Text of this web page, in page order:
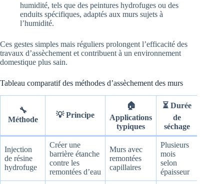
humidité, tels que des peintures hydrofuges ou des
enduits spécifiques, adaptés aux murs sujets à
l’humidité.
Ces gestes simples mais réguliers prolongent l’efficacité des
travaux d’assèchement et contribuent à un environnement
domestique plus sain.
Tableau comparatif des méthodes d’assèchement des murs
🔧
Méthode
💡 Principe
🏠
Applications
typiques
⏳ Durée
de
séchage
Injection
de résine
hydrofuge
Créer une
barrière étanche
contre les
remontées d’eau
Murs avec
remontées
capillaires
Plusieurs
mois
selon
épaisseur